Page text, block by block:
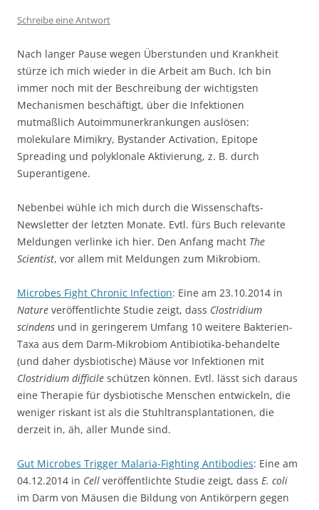
Schreibe eine Antwort
Nach langer Pause wegen Überstunden und Krankheit
stürze ich mich wieder in die Arbeit am Buch. Ich bin
immer noch mit der Beschreibung der wichtigsten
Mechanismen beschäftigt, über die Infektionen
mutmaßlich Autoimmunerkrankungen auslösen:
molekulare Mimikry, Bystander Activation, Epitope
Spreading und polyklonale Aktivierung, z. B. durch
Superantigene.
Nebenbei wühle ich mich durch die Wissenschafts-
Newsletter der letzten Monate. Evtl. fürs Buch relevante
Meldungen verlinke ich hier. Den Anfang macht The
Scientist, vor allem mit Meldungen zum Mikrobiom.
Microbes Fight Chronic Infection: Eine am 23.10.2014 in
Nature veröffentlichte Studie zeigt, dass Clostridium
scindens und in geringerem Umfang 10 weitere Bakterien-
Taxa aus dem Darm-Mikrobiom Antibiotika-behandelte
(und daher dysbiotische) Mäuse vor Infektionen mit
Clostridium difficile schützen können. Evtl. lässt sich daraus
eine Therapie für dysbiotische Menschen entwickeln, die
weniger riskant ist als die Stuhltransplantationen, die
derzeit in, äh, aller Munde sind.
Gut Microbes Trigger Malaria-Fighting Antibodies: Eine am
04.12.2014 in Cell veröffentlichte Studie zeigt, dass E. coli
im Darm von Mäusen die Bildung von Antikörpern gegen